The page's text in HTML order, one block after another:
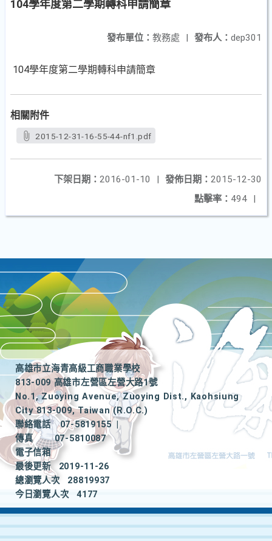
104學年度第二學期轉科申請簡章
發布人： dep301
發布單位： 教務處 |
104學年度第二學期轉科申請簡章
相關附件
2015-12-31-16-55-44-nf1.pdf
發佈日期： 2015-12-30
下架日期： 2016-01-10
|
點擊率： 494 |
高雄市立海青高級工商職業學校
813-009 高雄市左營區左營大路1號
No.1, Zuoying Avenue, Zuoying Dist., Kaohsiung
City 813-009, Taiwan (R.O.C.)
聯絡電話
07-5819155
|
傳真
07-5810087
電子信箱
最後更新
2019-11-26
總瀏覽人次
28819937
今日瀏覽人次
4177